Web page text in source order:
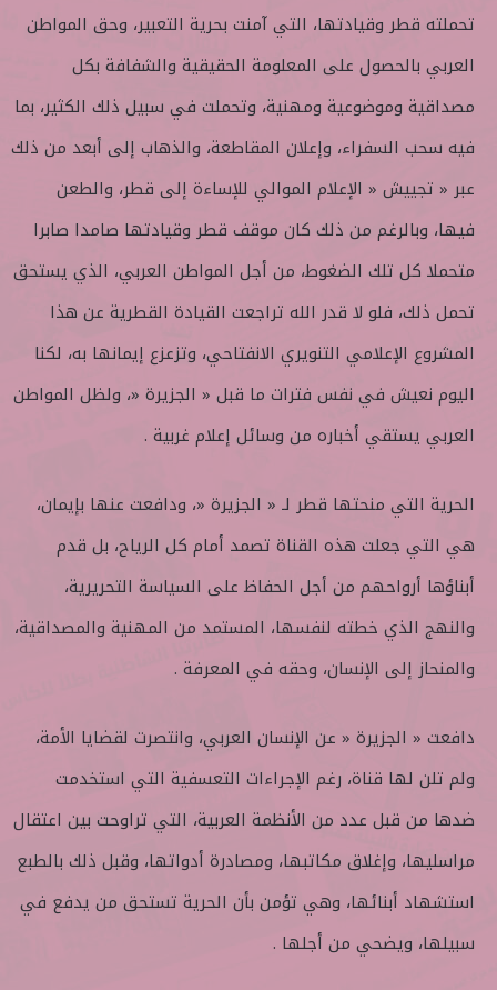
تحملته قطر وقيادتها، التي آمنت بحرية التعبير، وحق المواطن
العربي بالحصول على المعلومة الحقيقية والشفافة بكل
مصداقية وموضوعية ومهنية، وتحملت في سبيل ذلك الكثير، بما
فيه سحب السفراء، وإعلان المقاطعة، والذهاب إلى أبعد من ذلك
عبر « تجييش « الإعلام الموالي للإساءة إلى قطر، والطعن
فيها، وبالرغم من ذلك كان موقف قطر وقيادتها صامدا صابرا
متحملا كل تلك الضغوط، من أجل المواطن العربي، الذي يستحق
تحمل ذلك، فلو لا قدر الله تراجعت القيادة القطرية عن هذا
المشروع الإعلامي التنويري الانفتاحي، وتزعزع إيمانها به، لكنا
اليوم نعيش في نفس فترات ما قبل « الجزيرة «، ولظل المواطن
العربي يستقي أخباره من وسائل إعلام غربية .
الحرية التي منحتها قطر لـ « الجزيرة «، ودافعت عنها بإيمان،
هي التي جعلت هذه القناة تصمد أمام كل الرياح، بل قدم
أبناؤها أرواحهم من أجل الحفاظ على السياسة التحريرية،
والنهج الذي خطته لنفسها، المستمد من المهنية والمصداقية،
والمنحاز إلى الإنسان، وحقه في المعرفة .
دافعت « الجزيرة « عن الإنسان العربي، وانتصرت لقضايا الأمة،
ولم تلن لها قناة، رغم الإجراءات التعسفية التي استخدمت
ضدها من قبل عدد من الأنظمة العربية، التي تراوحت بين اعتقال
مراسليها، وإغلاق مكاتبها، ومصادرة أدواتها، وقبل ذلك بالطبع
استشهاد أبنائها، وهي تؤمن بأن الحرية تستحق من يدفع في
سبيلها، ويضحي من أجلها .